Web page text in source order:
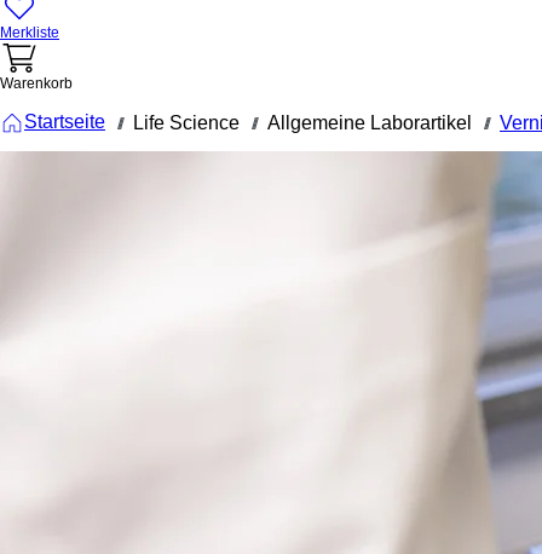
Merkliste
Warenkorb
Startseite /// Life Science /// Allgemeine Laborartikel ///